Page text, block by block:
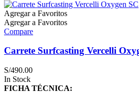
Agregar a Favoritos
Agregar a Favoritos
Compare
Carrete Surfcasting Vercelli
S/490.00
In Stock
FICHA TÉCNICA: